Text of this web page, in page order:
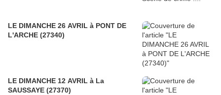
LE DIMANCHE 26 AVRIL à PONT DE
L'ARCHE (27340)
LE DIMANCHE 12 AVRIL à La
SAUSSAYE (27370)